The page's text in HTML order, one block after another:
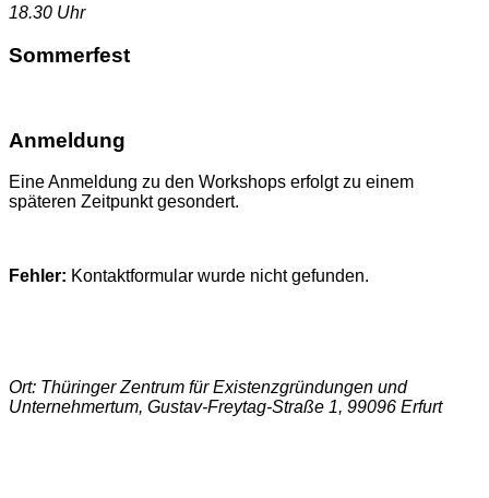
18.30 Uhr
Sommerfest
Anmeldung
Eine Anmeldung zu den Workshops erfolgt zu einem
späteren Zeitpunkt gesondert.
Fehler: Kontaktformular wurde nicht gefunden.
Ort: Thüringer Zentrum für Existenzgründungen und
Unternehmertum, Gustav-Freytag-Straße 1, 99096 Erfurt